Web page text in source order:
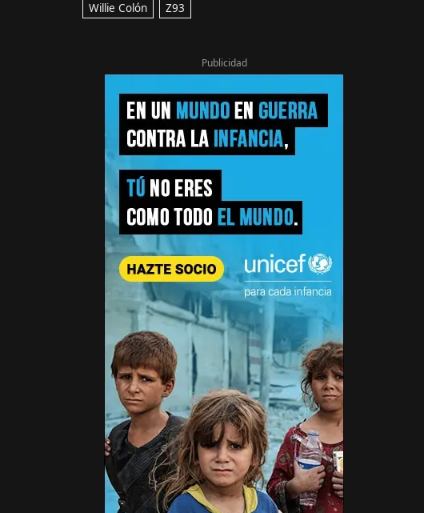
Willie Colón
Z93
Publicidad